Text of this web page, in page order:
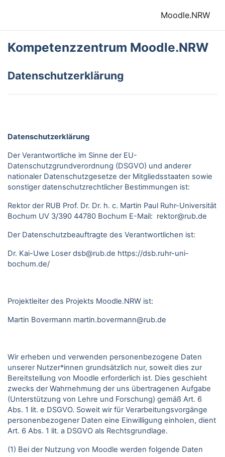
Moodle.NRW
Kompetenzzentrum Moodle.NRW
Datenschutzerklärung
Datenschutzerklärung
Der Verantwortliche im Sinne der EU-
Datenschutzgrundverordnung (DSGVO) und anderer
nationaler Datenschutzgesetze der Mitgliedsstaaten sowie
sonstiger datenschutzrechtlicher Bestimmungen ist:
Rektor der RUB Prof. Dr. Dr. h. c. Martin Paul Ruhr-Universität
Bochum UV 3/390 44780 Bochum E-Mail: rektor@rub.de
Der Datenschutzbeauftragte des Verantwortlichen ist:
Dr. Kai-Uwe Loser dsb@rub.de https://dsb.ruhr-uni-
bochum.de/
Projektleiter des Projekts Moodle.NRW ist:
Martin Bovermann martin.bovermann@rub.de
Wir erheben und verwenden personenbezogene Daten
unserer Nutzer*innen grundsätzlich nur, soweit dies zur
Bereitstellung von Moodle erforderlich ist. Dies geschieht
zwecks der Wahrnehmung der uns übertragenen Aufgabe
(Unterstützung von Lehre und Forschung) gemäß Art. 6
Abs. 1 lit. e DSGVO. Soweit wir für Verarbeitungsvorgänge
personenbezogener Daten eine Einwilligung einholen, dient
Art. 6 Abs. 1 lit. a DSGVO als Rechtsgrundlage.
(1) Bei der Nutzung von Moodle werden folgende Daten